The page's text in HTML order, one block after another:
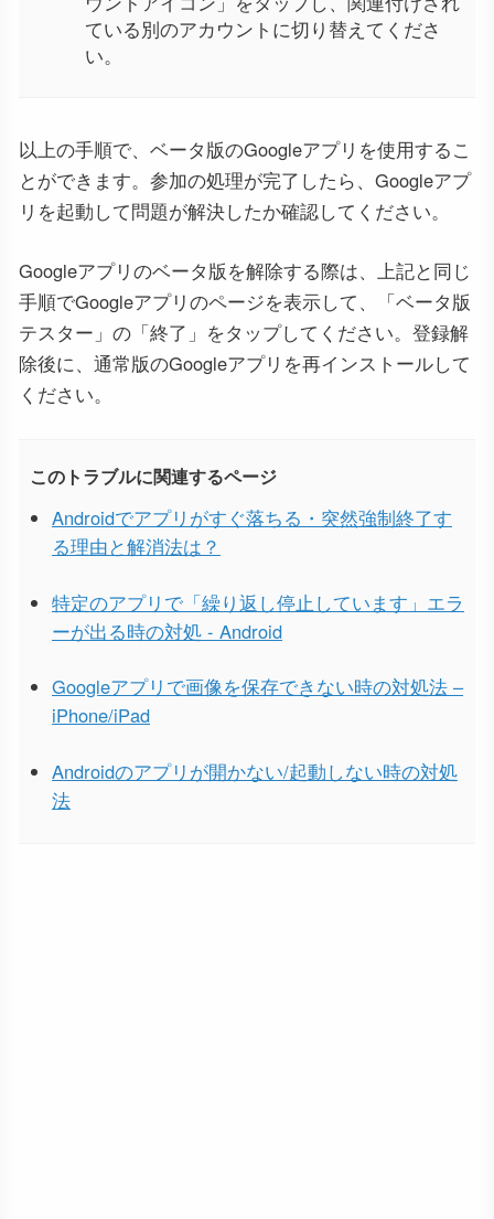
ている別のアカウントに切り替えてくださ
い。
以上の手順で、ベータ版のGoogleアプリを使用するこ
とができます。参加の処理が完了したら、Googleアプ
リを起動して問題が解決したか確認してください。
Googleアプリのベータ版を解除する際は、上記と同じ
手順でGoogleアプリのページを表示して、「ベータ版
テスター」の「終了」をタップしてください。登録解
除後に、通常版のGoogleアプリを再インストールして
ください。
このトラブルに関連するページ
Androidでアプリがすぐ落ちる・突然強制終了す
る理由と解消法は？
特定のアプリで「繰り返し停止しています」エラ
ーが出る時の対処 - Android
Googleアプリで画像を保存できない時の対処法 –
iPhone/iPad
Androidのアプリが開かない/起動しない時の対処
法